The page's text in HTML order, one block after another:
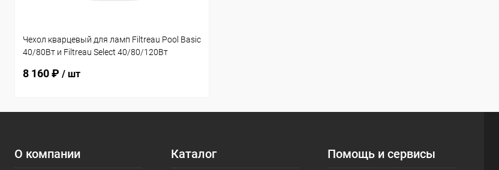
Чехол кварцевый для ламп Filtreau Pool Basic
40/80Вт и Filtreau Select 40/80/120Вт
8 160 ₽ / шт
О компании Каталог Помощь и сервисы